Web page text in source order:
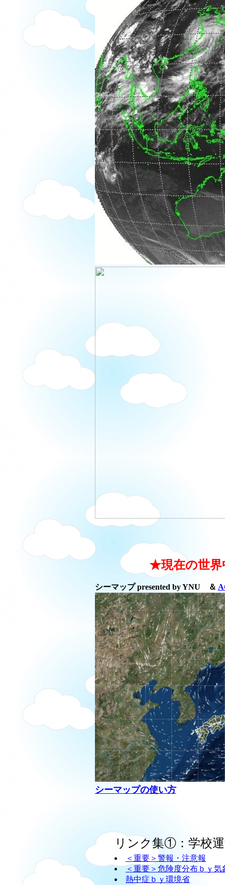
★現在の世界
シーマップ presented by YNU ＆
シーマップの使い方
リンク集①：学校
＜重要＞警報・注意報
＜重要＞危険度分布ｂｙ気
熱中症ｂｙ環境省